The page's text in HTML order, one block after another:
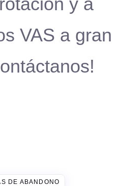
VAS a gran
DE ABANDONO